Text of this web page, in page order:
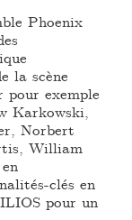
Phoenix
la scène
exemple
Karkowski,
Norbert
William
clés en
pour un